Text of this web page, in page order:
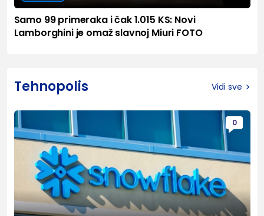
Samo 99 primeraka i čak 1.015 KS: Novi
Lamborghini je omaž slavnoj Miuri FOTO
Tehnopolis Vidi sve
0